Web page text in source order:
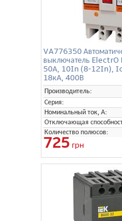
VA776350
выключатель
50А, 10In (8-12In),
18кА, 400В
Производитель:
Серия:
Номинальный ток, А:
Отключающая
Количество полюсов:
725 грн